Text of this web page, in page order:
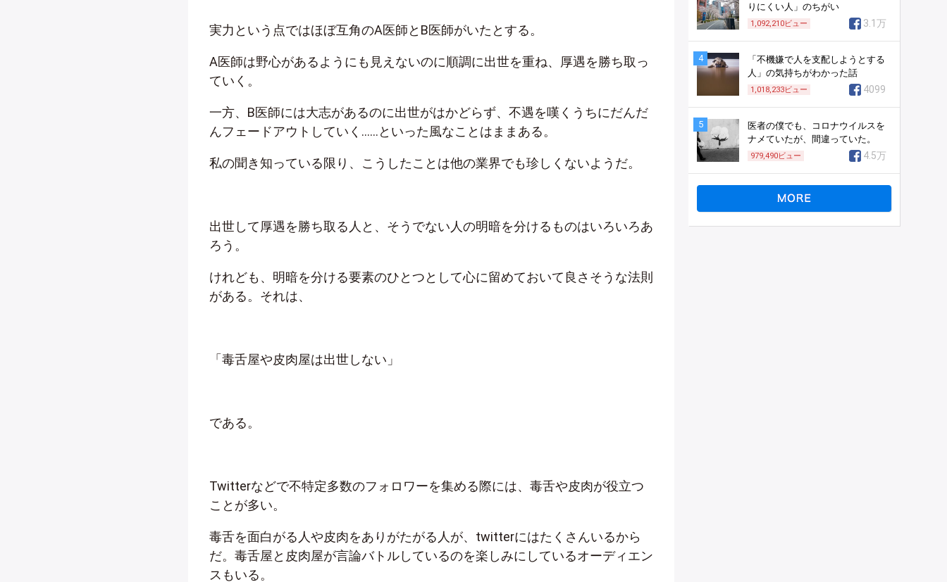
実力という点ではほぼ互角のA医師とB医師がいたとする。
A医師は野心があるようにも見えないのに順調に出世を重ね、厚遇を勝ち取っ
ていく。
一方、B医師には大志があるのに出世がはかどらず、不遇を嘆くうちにだんだ
んフェードアウトしていく……といった風なことはままある。
私の聞き知っている限り、こうしたことは他の業界でも珍しくないようだ。
出世して厚遇を勝ち取る人と、そうでない人の明暗を分けるものはいろいろあ
ろう。
けれども、明暗を分ける要素のひとつとして心に留めておいて良さそうな法則
がある。それは、
「毒舌屋や皮肉屋は出世しない」
である。
Twitterなどで不特定多数のフォロワーを集める際には、毒舌や皮肉が役立つ
ことが多い。
毒舌を面白がる人や皮肉をありがたがる人が、twitterにはたくさんいるから
だ。毒舌屋と皮肉屋が言論バトルしているのを楽しみにしているオーディエン
スもいる。
りにくい人」のちがい
1,092,210ビュー 3.1万
4
「不機嫌で人を支配しようとする
人」の気持ちがわかった話
1,018,233ビュー 4099
5
医者の僕でも、コロナウイルスを
ナメていたが、間違っていた。
979,490ビュー 4.5万